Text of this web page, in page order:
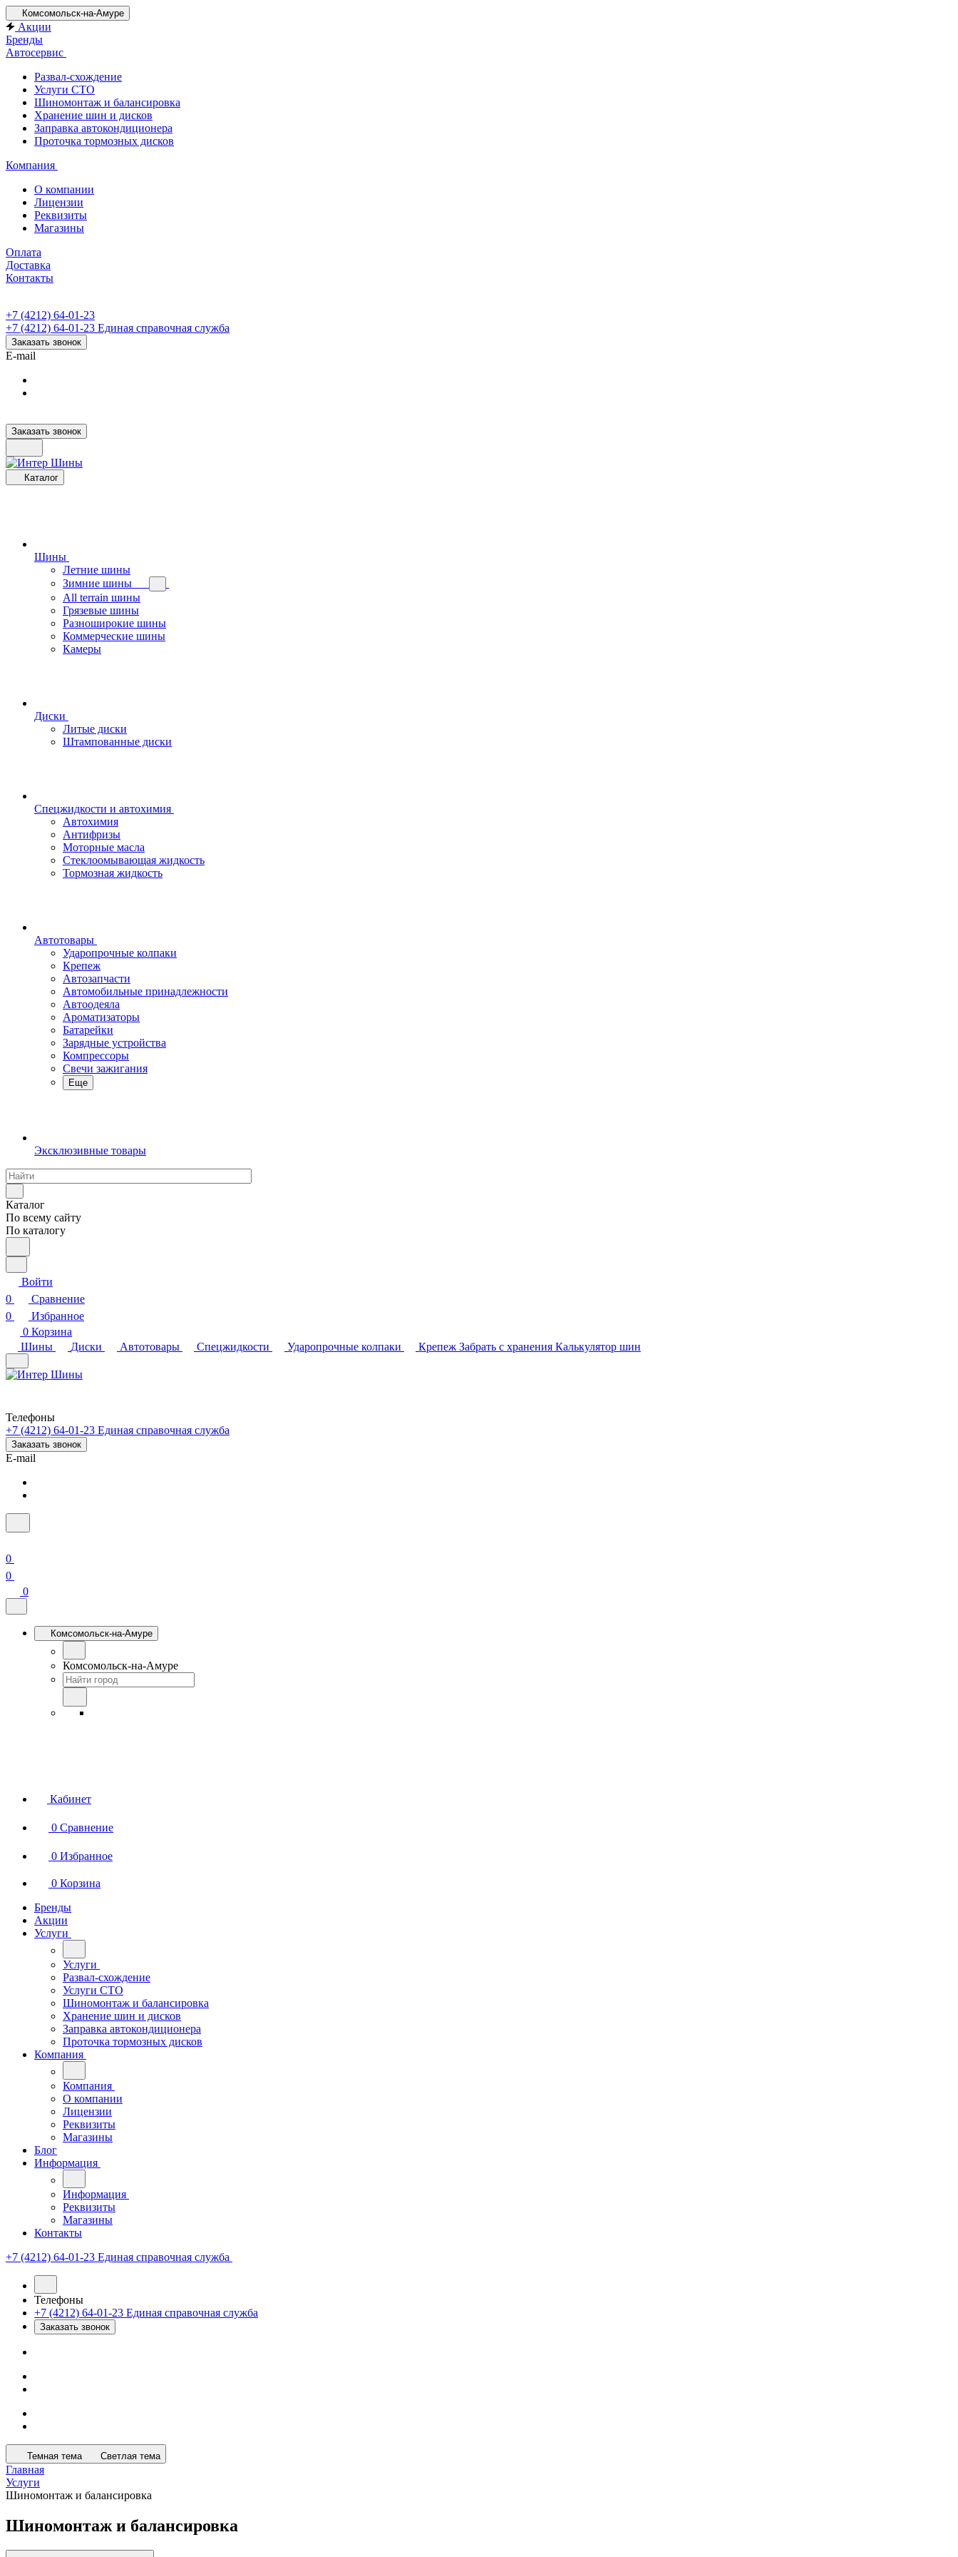
Комсомольск-на-Амуре
Акции
Бренды
Автосервис
Развал-схождение
Услуги СТО
Шиномонтаж и балансировка
Хранение шин и дисков
Заправка автокондиционера
Проточка тормозных дисков
Компания
О компании
Лицензии
Реквизиты
Магазины
Оплата
Доставка
Контакты
+7 (4212) 64-01-23
+7 (4212) 64-01-23 Единая справочная служба
Заказать звонок
E-mail
Заказать звонок
Каталог
Шины
Летние шины
Зимние шины
All terrain шины
Грязевые шины
Разноширокие шины
Коммерческие шины
Камеры
Диски
Литые диски
Штампованные диски
Спецжидкости и автохимия
Автохимия
Антифризы
Моторные масла
Стеклоомывающая жидкость
Тормозная жидкость
Автотовары
Ударопрочные колпаки
Крепеж
Автозапчасти
Автомобильные принадлежности
Автоодеяла
Ароматизаторы
Батарейки
Зарядные устройства
Компрессоры
Свечи зажигания
Еще
Эксклюзивные товары
Каталог
По всему сайту
По каталогу
Войти
0
Сравнение
0
Избранное
0 Корзина
Шины
Диски Автотовары Спецжидкости Ударопрочные колпаки Крепеж Забрать с хранения Калькулятор шин
Телефоны
+7 (4212) 64-01-23 Единая справочная служба
Заказать звонок
E-mail
0
0
0
Комсомольск-на-Амуре
Комсомольск-на-Амуре
Кабинет
0 Сравнение
0 Избранное
0 Корзина
Бренды
Акции
Услуги
Услуги
Развал-схождение
Услуги СТО
Шиномонтаж и балансировка
Хранение шин и дисков
Заправка автокондиционера
Проточка тормозных дисков
Компания
Компания
О компании
Лицензии
Реквизиты
Магазины
Блог
Информация
Информация
Реквизиты
Магазины
Контакты
+7 (4212) 64-01-23 Единая справочная служба
Телефоны
+7 (4212) 64-01-23 Единая справочная служба
Заказать звонок
Темная тема Светлая тема
Главная
Услуги
Шиномонтаж и балансировка
Шиномонтаж и балансировка